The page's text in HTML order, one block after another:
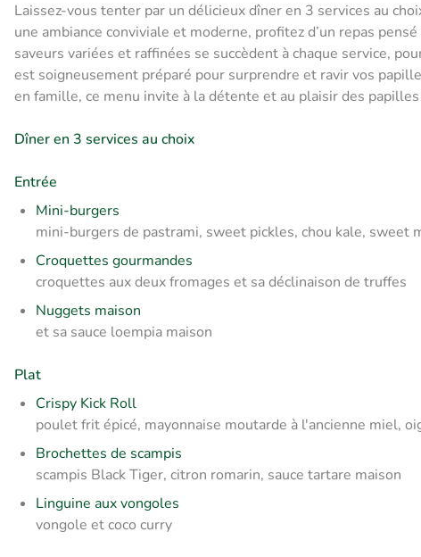
Laissez-vous tenter par un délicieux dîner en 3 services au
une ambiance conviviale et moderne, profitez d’un repas
saveurs variées et raffinées se succèdent à chaque service,
est soigneusement préparé pour surprendre et ravir vos
en famille, ce menu invite à la détente et au plaisir des
Dîner en 3 services au choix
Entrée
Mini-burgers
mini-burgers de pastrami, sweet pickles, chou kale, sweet
Croquettes gourmandes
croquettes aux deux fromages et sa déclinaison de truffes
Nuggets maison
et sa sauce loempia maison
Plat
Crispy Kick Roll
poulet frit épicé, mayonnaise moutarde à l'ancienne miel,
Brochettes de scampis
scampis Black Tiger, citron romarin, sauce tartare maison
Linguine aux vongoles
vongole et coco curry